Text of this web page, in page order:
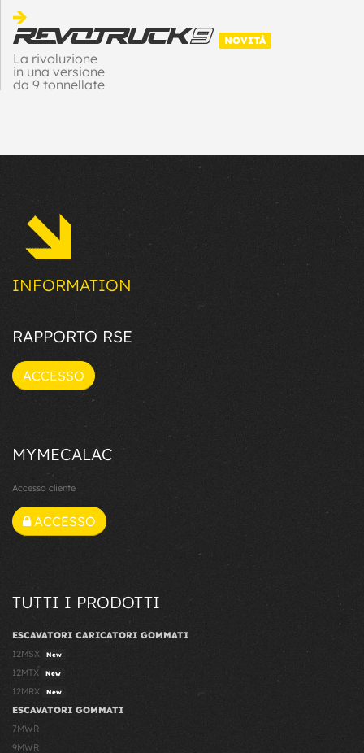
NOVITÀ
La rivoluzione
in una versione
da 9 tonnellate
INFORMATION
RAPPORTO RSE
ACCESSO
MYMECALAC
Accesso cliente
ACCESSO
TUTTI I PRODOTTI
ESCAVATORI CARICATORI GOMMATI
12MSX
New
12MTX New
12MRX New
ESCAVATORI GOMMATI
7MWR
9MWR